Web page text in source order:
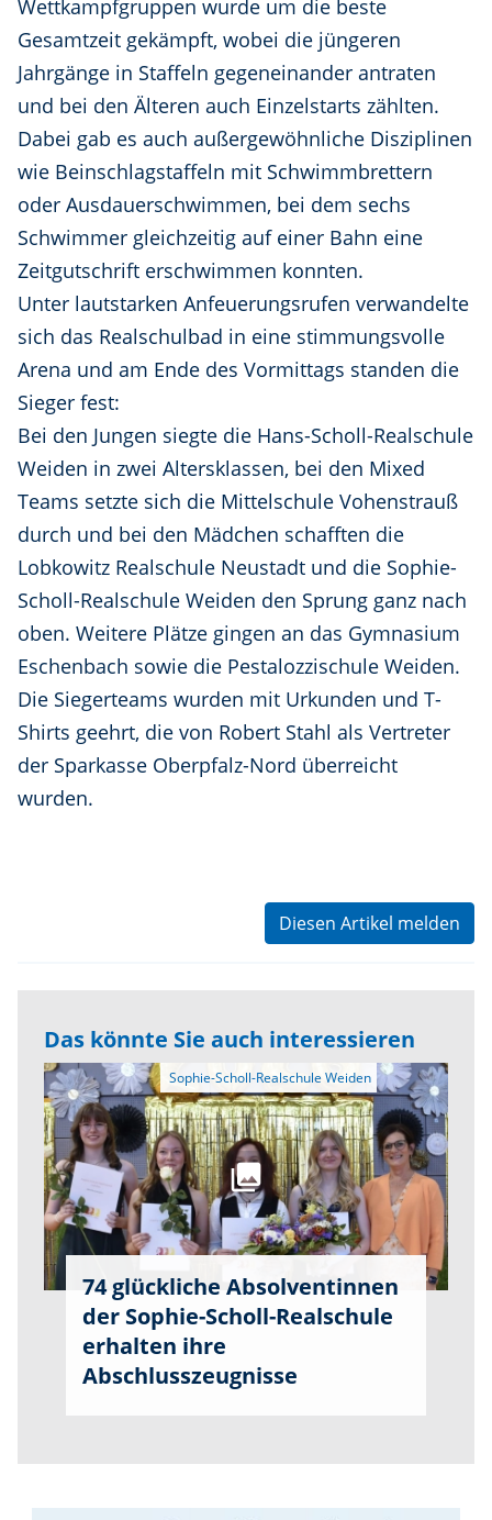
Wettkampfgruppen wurde um die beste
Gesamtzeit gekämpft, wobei die jüngeren
Jahrgänge in Staffeln gegeneinander antraten
und bei den Älteren auch Einzelstarts zählten.
Dabei gab es auch außergewöhnliche Disziplinen
wie Beinschlagstaffeln mit Schwimmbrettern
oder Ausdauerschwimmen, bei dem sechs
Schwimmer gleichzeitig auf einer Bahn eine
Zeitgutschrift erschwimmen konnten.
Unter lautstarken Anfeuerungsrufen verwandelte
sich das Realschulbad in eine stimmungsvolle
Arena und am Ende des Vormittags standen die
Sieger fest:
Bei den Jungen siegte die Hans-Scholl-Realschule
Weiden in zwei Altersklassen, bei den Mixed
Teams setzte sich die Mittelschule Vohenstrauß
durch und bei den Mädchen schafften die
Lobkowitz Realschule Neustadt und die Sophie-
Scholl-Realschule Weiden den Sprung ganz nach
oben. Weitere Plätze gingen an das Gymnasium
Eschenbach sowie die Pestalozzischule Weiden.
Die Siegerteams wurden mit Urkunden und T-
Shirts geehrt, die von Robert Stahl als Vertreter
der Sparkasse Oberpfalz-Nord überreicht
wurden.
Diesen Artikel melden
Das könnte Sie auch interessieren
Sophie-Scholl-Realschule Weiden
74 glückliche Absolventinnen
der Sophie-Scholl-Realschule
erhalten ihre
Abschlusszeugnisse